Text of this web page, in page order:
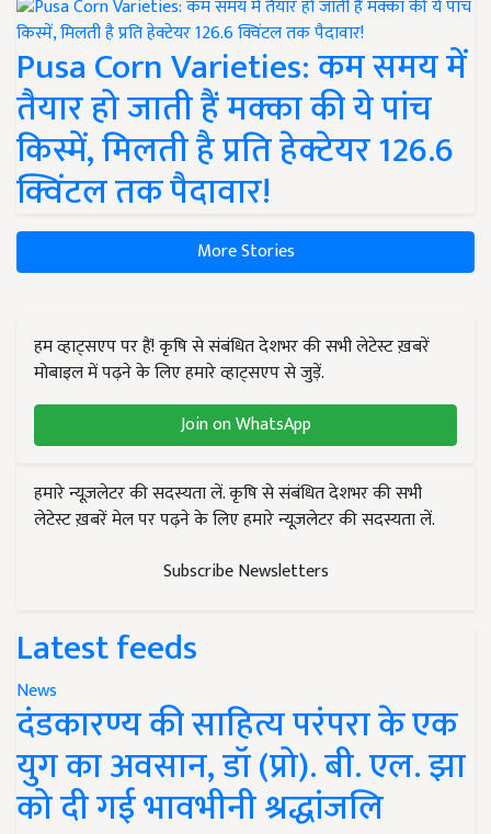
Pusa Corn Varieties: कम समय में
तैयार हो जाती हैं मक्का की ये पांच
किस्में, मिलती है प्रति हेक्टेयर 126.6
क्विंटल तक पैदावार!
More Stories
हम व्हाट्सएप पर हैं! कृषि से संबंधित देशभर की सभी लेटेस्ट ख़बरें
मोबाइल में पढ़ने के लिए हमारे व्हाट्सएप से जुड़ें.
Join on WhatsApp
हमारे न्यूज़लेटर की सदस्यता लें. कृषि से संबंधित देशभर की सभी
लेटेस्ट ख़बरें मेल पर पढ़ने के लिए हमारे न्यूज़लेटर की सदस्यता लें.
Subscribe Newsletters
Latest feeds
News
दंडकारण्य की साहित्य परंपरा के एक
युग का अवसान, डॉ (प्रो). बी. एल. झा
को दी गई भावभीनी श्रद्धांजलि